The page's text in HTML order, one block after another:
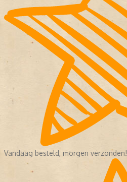
Vandaag besteld, morgen verzonden!